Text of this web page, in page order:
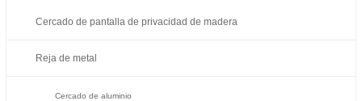
Cercado de pantalla de privacidad de madera
Reja de metal
Cercado de aluminio